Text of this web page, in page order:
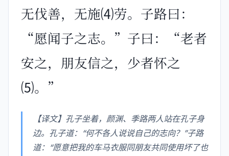
无伐善，无施⑷劳。子路曰：
“愿闻子之志。”子曰：“老者
安之，朋友信之，少者怀之
⑸。”
【译文】孔子坐着，颜渊、季路两人站在孔子身
边。孔子道：“何不各人说说自己的志向？”子路
道：“愿意把我的车马衣服同朋友共同使用坏了也